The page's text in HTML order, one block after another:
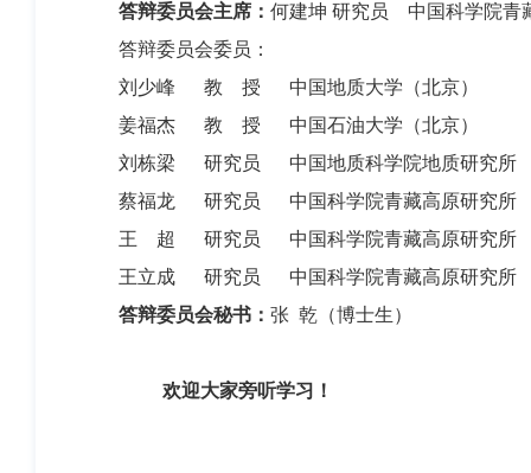
答辩委员会主席： 何建坤 研究员
中国科学院青
答辩委员会委员 ：
刘少峰
教 授
中国地质大学（北京）
姜福杰
教 授
中国石油大学（北京）
刘栋梁
研究员
中国地质科学院地质研究所
蔡福龙
研究员
中国科学院青藏高原研究所
王
超 研究员
中国科学院青藏高原研究所
王立成
研究员
中国科学院青藏高原研究所
答辩委员会秘书： 张 乾（博士生）
欢迎大家旁听学习！